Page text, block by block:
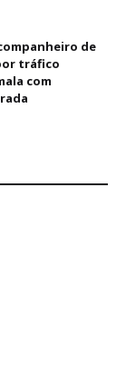
companheiro de
tráfico
com